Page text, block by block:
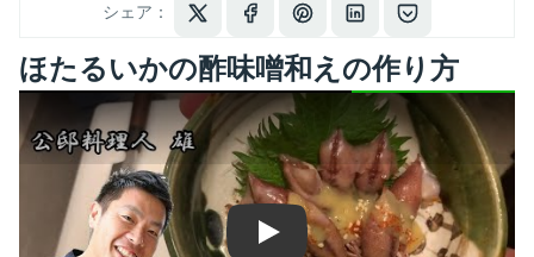
シェア：
ほたるいかの酢味噌和えの作り方
Play